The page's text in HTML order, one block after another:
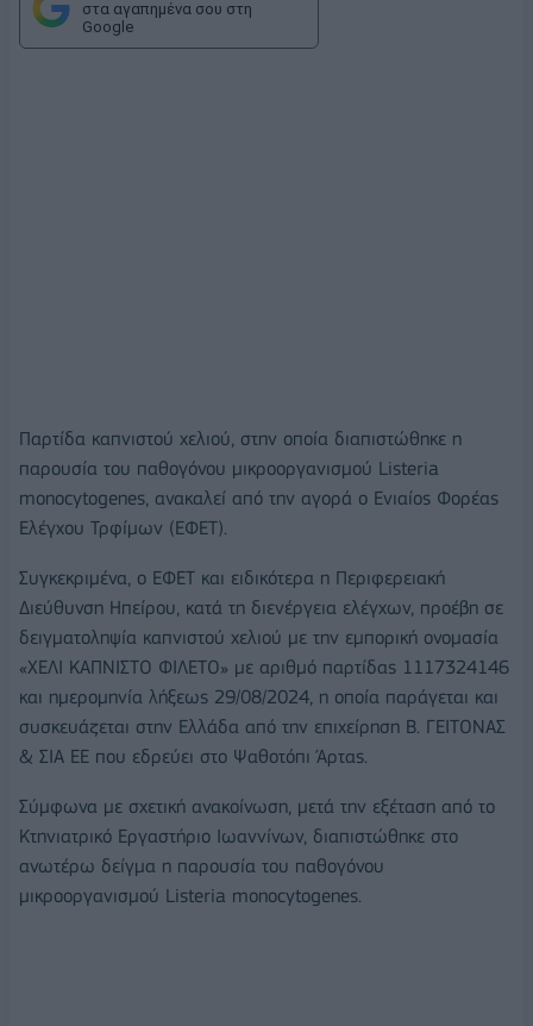
στα αγαπημένα σου στη
Google
Παρτίδα καπνιστού χελιού, στην οποία διαπιστώθηκε η
παρουσία του παθογόνου μικροοργανισμού Listeria
monocytogenes, ανακαλεί από την αγορά ο Ενιαίος Φορέας
Ελέγχου Τρφίμων (ΕΦΕΤ).
Συγκεκριμένα, ο ΕΦΕΤ και ειδικότερα η Περιφερειακή
Διεύθυνση Ηπείρου, κατά τη διενέργεια ελέγχων, προέβη σε
δειγματοληψία καπνιστού χελιού με την εμπορική ονομασία
«ΧΕΛΙ ΚΑΠΝΙΣΤΟ ΦΙΛΕΤΟ» με αριθμό παρτίδας 1117324146
και ημερομηνία λήξεως 29/08/2024, η οποία παράγεται και
συσκευάζεται στην Ελλάδα από την επιχείρηση Β. ΓΕΙΤΟΝΑΣ
& ΣΙΑ ΕΕ που εδρεύει στο Ψαθοτόπι Άρτας.
Σύμφωνα με σχετική ανακοίνωση, μετά την εξέταση από το
Κτηνιατρικό Εργαστήριο Ιωαννίνων, διαπιστώθηκε στο
ανωτέρω δείγμα η παρουσία του παθογόνου
μικροοργανισμού Listeria monocytogenes.